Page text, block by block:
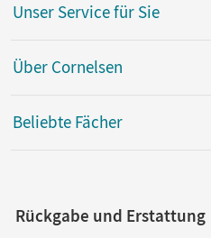
Unser Service für Sie
Über Cornelsen
Beliebte Fächer
Rückgabe und Erstattung